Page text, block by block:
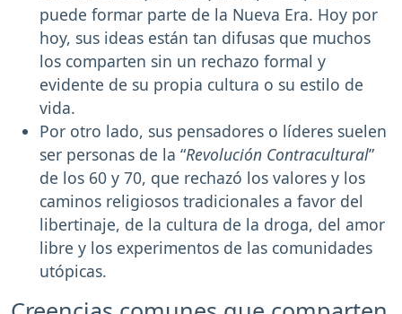
puede formar parte de la Nueva Era. Hoy por
hoy, sus ideas están tan difusas que muchos
los comparten sin un rechazo formal y
evidente de su propia cultura o su estilo de
vida.
Por otro lado, sus pensadores o líderes suelen
ser personas de la “Revolución Contracultural”
de los 60 y 70, que rechazó los valores y los
caminos religiosos tradicionales a favor del
libertinaje, de la cultura de la droga, del amor
libre y los experimentos de las comunidades
utópicas.